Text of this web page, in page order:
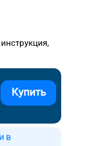
Купить
в